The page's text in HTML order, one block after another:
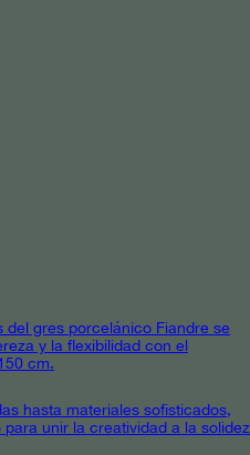
gres porcelánico Fiandre se
y la flexibilidad con el
cm.
hasta materiales sofisticados,
unir la creatividad a la solidez